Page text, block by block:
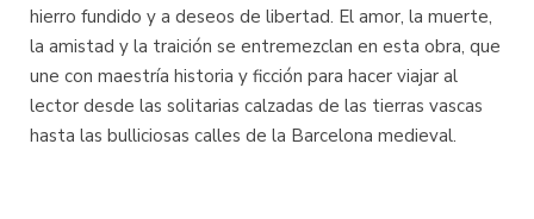
hierro fundido y a deseos de libertad. El amor, la muerte,
la amistad y la traición se entremezclan en esta obra, que
une con maestría historia y ficción para hacer viajar al
lector desde las solitarias calzadas de las tierras vascas
hasta las bulliciosas calles de la Barcelona medieval.